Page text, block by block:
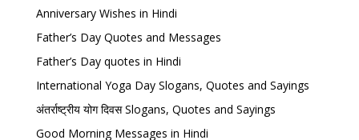
Anniversary Wishes in Hindi
Father’s Day Quotes and Messages
Father’s Day quotes in Hindi
International Yoga Day Slogans, Quotes and Sayings
अंतर्राष्ट्रीय योग दिवस Slogans, Quotes and Sayings
Good Morning Messages in Hindi